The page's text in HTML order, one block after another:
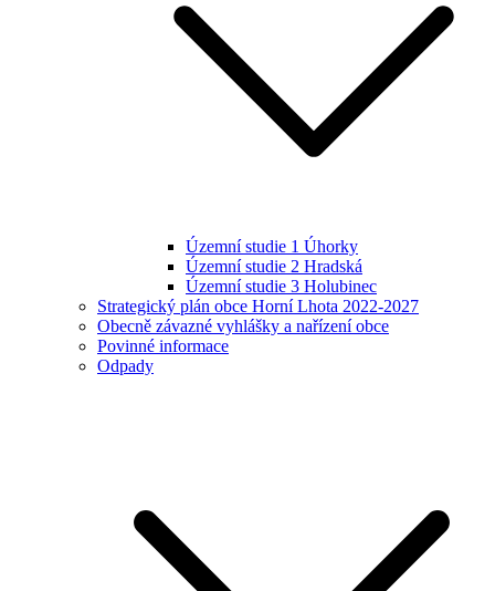
Územní studie 1 Úhorky
Územní studie 2 Hradská
Územní studie 3 Holubinec
Strategický plán obce Horní Lhota 2022-2027
Obecně závazné vyhlášky a nařízení obce
Povinné informace
Odpady